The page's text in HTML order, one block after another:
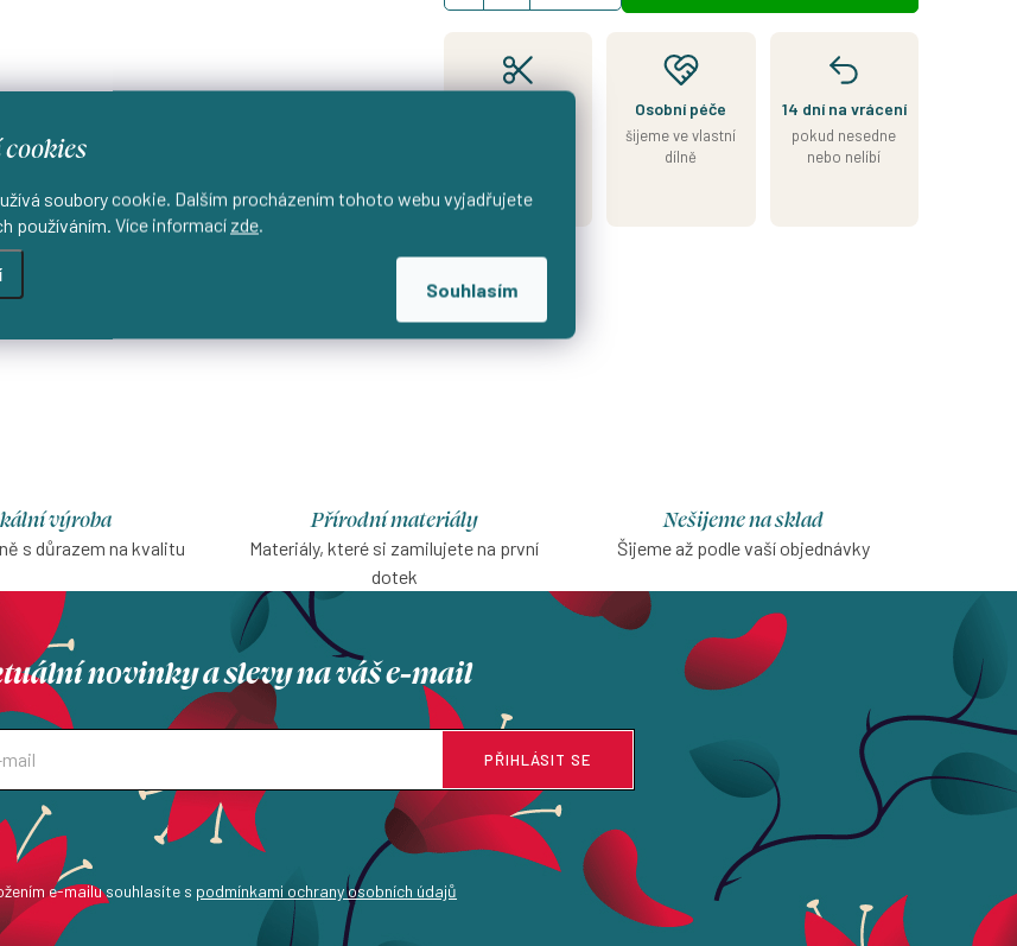
soubory cookie. Dalším procházením tohoto webu vyjadřujete
používáním. Více informací zde.
Souhlasím
platby
Osobní péče
šijeme ve vlastní
dílně
14 dní na vrácení
pokud nesedne
nebo nelíbí
výroba
s důrazem na kvalitu
Přírodní materiály
Materiály, které si zamilujete na první
dotek
Nešijeme na sklad
Šijeme až podle vaší objednávky
novinky a slevy na váš e-mail
e-mailu souhlasíte s podmínkami ochrany osobních údajů
PŘIHLÁSIT SE